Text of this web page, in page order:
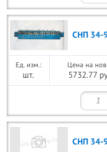
СНП 34-
шт.
Цена на
5732.77
СНП 34-